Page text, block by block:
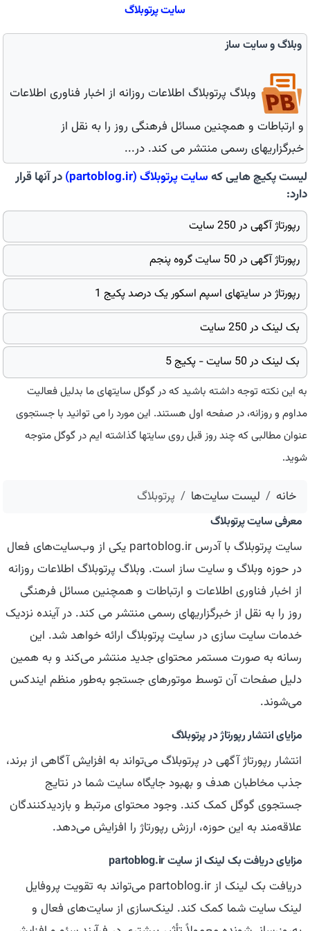
سایت پرتوبلاگ
وبلاگ و سایت ساز
وبلاگ پرتوبلاگ اطلاعات روزانه از اخبار فناوری اطلاعات
و ارتباطات و همچنین مسائل فرهنگی روز را به نقل از
خبرگزاریهای رسمی منتشر می کند. در...
لیست پکیچ هایی کهسایتپرتوبلاگ(partoblog.ir)
در آنها قرار
دارد:
رپورتاژ آگهی در 250 سایت
رپورتاژ آگهی در 50 سایت گروه پنجم
رپورتاژ در سایتهای اسپم اسکور یک درصد پکیج 1
بک لینک در 250 سایت
بک لینک در 50 سایت - پکیج 5
به این نکته توجه داشته باشید که در گوگل سایتهای ما بدلیل فعالیت
مداوم و روزانه، در صفحه اول هستند. این مورد را می توانید با جستجوی
عنوان مطالبی که چند روز قبل روی سایتها گذاشته ایم در گوگل متوجه
شوید.
خانه لیست سایت‌ها پرتوبلاگ
معرفی سایت پرتوبلاگ
سایت پرتوبلاگ با آدرس partoblog.ir یکی از وب‌سایت‌های فعال
در حوزه وبلاگ و سایت ساز است. وبلاگ پرتوبلاگ اطلاعات روزانه
از اخبار فناوری اطلاعات و ارتباطات و همچنین مسائل فرهنگی
روز را به نقل از خبرگزاریهای رسمی منتشر می کند. در آینده نزدیک
خدمات سایت سازی در سایت پرتوبلاگ ارائه خواهد شد. این
رسانه به صورت مستمر محتوای جدید منتشر می‌کند و به همین
دلیل صفحات آن توسط موتورهای جستجو به‌طور منظم ایندکس
می‌شوند.
مزایای انتشار رپورتاژ در پرتوبلاگ
انتشار رپورتاژ آگهی در پرتوبلاگ می‌تواند به افزایش آگاهی از برند،
جذب مخاطبان هدف و بهبود جایگاه سایت شما در نتایج
جستجوی گوگل کمک کند. وجود محتوای مرتبط و بازدیدکنندگان
علاقه‌مند به این حوزه، ارزش رپورتاژ را افزایش می‌دهد.
مزایای دریافت بک لینک از سایت partoblog.ir
دریافت بک لینک از partoblog.ir می‌تواند به تقویت پروفایل
لینک سایت شما کمک کند. لینک‌سازی از سایت‌های فعال و